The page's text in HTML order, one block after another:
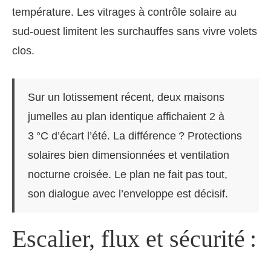
température. Les vitrages à contrôle solaire au
sud-ouest limitent les surchauffes sans vivre volets
clos.
Sur un lotissement récent, deux maisons
jumelles au plan identique affichaient 2 à
3 °C d’écart l’été. La différence ? Protections
solaires bien dimensionnées et ventilation
nocturne croisée. Le plan ne fait pas tout,
son dialogue avec l’enveloppe est décisif.
Escalier, flux et sécurité :